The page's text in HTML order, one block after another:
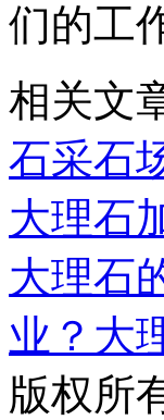
们的工
相关文
石采石
大理石
大理石
业？ 大
版权所